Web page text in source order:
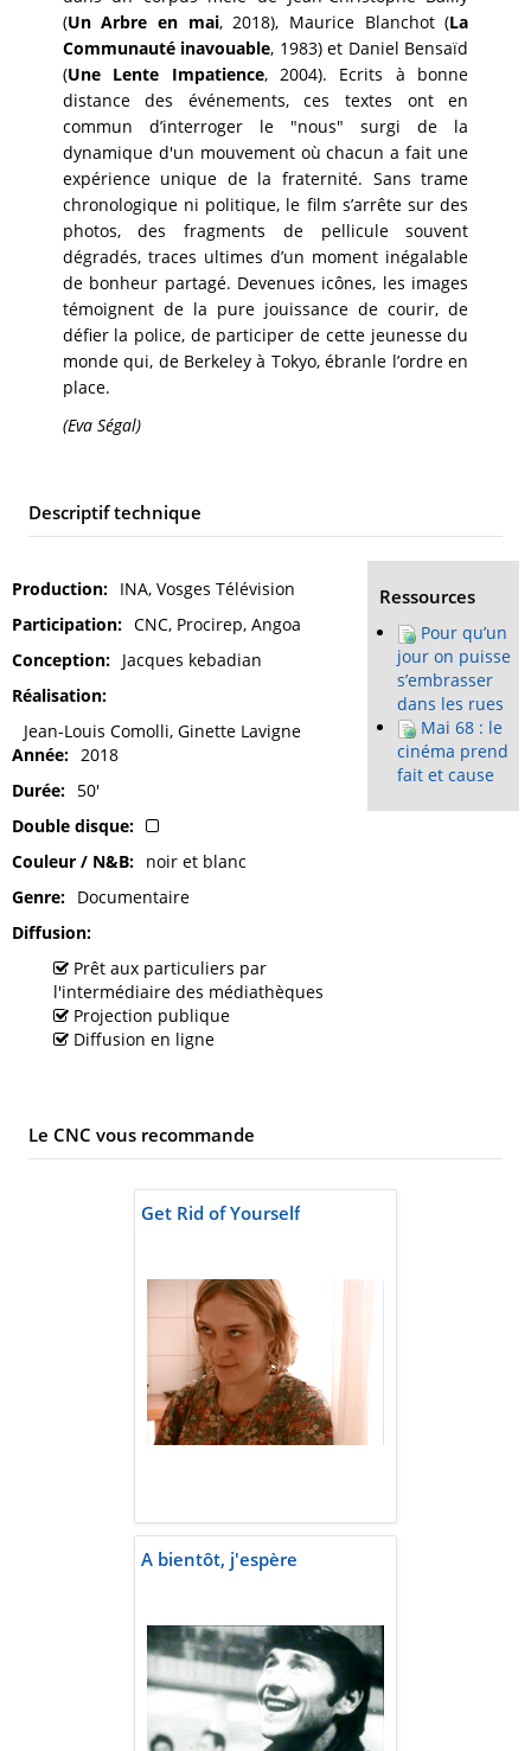
(Un Arbre en mai, 2018), Maurice Blanchot (La
Communauté inavouable, 1983) et Daniel Bensaïd
(Une Lente Impatience, 2004). Ecrits à bonne
distance des événements, ces textes ont en
commun d’interroger le "nous" surgi de la
dynamique d'un mouvement où chacun a fait une
expérience unique de la fraternité. Sans trame
chronologique ni politique, le film s’arrête sur des
photos, des fragments de pellicule souvent
dégradés, traces ultimes d’un moment inégalable
de bonheur partagé. Devenues icônes, les images
témoignent de la pure jouissance de courir, de
défier la police, de participer de cette jeunesse du
monde qui, de Berkeley à Tokyo, ébranle l’ordre en
place.
(Eva Ségal)
Descriptif technique
Production
INA, Vosges Télévision
Participation
CNC, Procirep, Angoa
Conception
Jacques kebadian
Réalisation
Jean-Louis Comolli, Ginette Lavigne
Année
2018
Durée
50'
Double disque
Couleur / N&B
noir et blanc
Genre
Documentaire
Diffusion
Prêt aux particuliers par
l'intermédiaire des médiathèques
Projection publique
Diffusion en ligne
Ressources
Pour qu’un
jour on puisse
s’embrasser
dans les rues
Mai 68 : le
cinéma prend
fait et cause
Le CNC vous recommande
Get Rid of Yourself
A bientôt, j'espère